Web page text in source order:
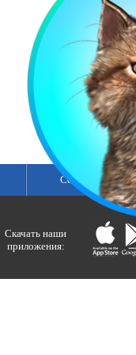
Сетка вещания
Скачать наши
приложения: